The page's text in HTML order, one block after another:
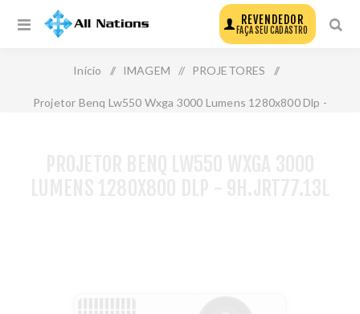
REVENDEDOR
FAÇA SEU CADASTRO
Início / IMAGEM / PROJETORES /
Projetor Benq Lw550 Wxga 3000 Lumens 1280x800 Dlp -